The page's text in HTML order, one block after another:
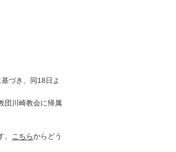
づき、同18日よ
団川崎教会に帰属
こちらからどう